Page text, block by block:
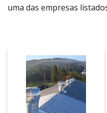
uma das empresas